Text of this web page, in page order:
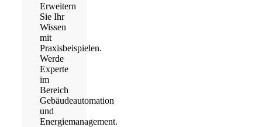
Erweitern
Sie Ihr
Wissen
mit
Praxisbeispielen.
Werde
Experte
im
Bereich
Gebäudeautomation
und
Energiemanagement.